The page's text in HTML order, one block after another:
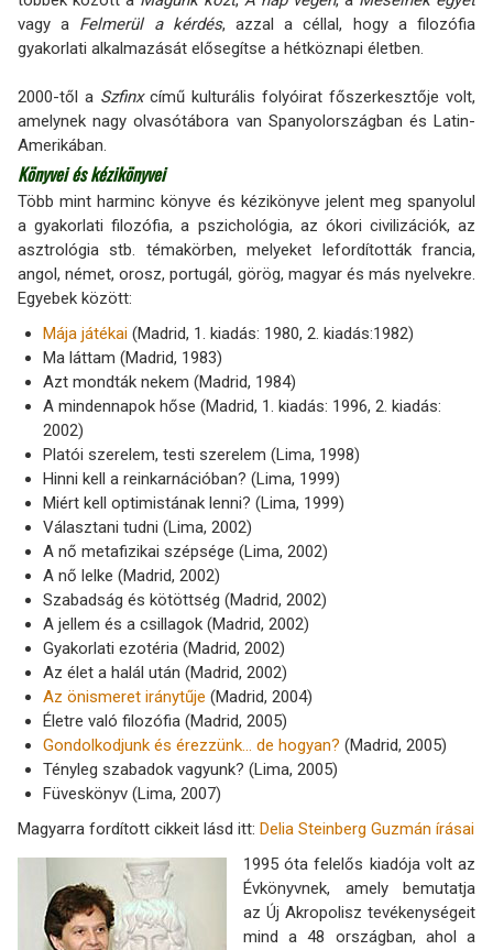
vagy a Felmerül a kérdés, azzal a céllal, hogy a filozófia
gyakorlati alkalmazását elősegítse a hétköznapi életben.
2000-től a Szfinxcímű kulturális folyóirat főszerkesztője volt,
amelynek nagy olvasótábora van Spanyolországban és Latin-
Amerikában.
Könyvei és kézikönyvei
Több mint harminc könyve és kézikönyve jelent meg spanyolul
a gyakorlati filozófia, a pszichológia, az ókori civilizációk, az
asztrológia stb. témakörben, melyeket lefordították francia,
angol, német, orosz, portugál, görög, magyar és más nyelvekre.
Egyebek között:
Mája játékai(Madrid, 1. kiadás: 1980, 2. kiadás:1982)
Ma láttam (Madrid, 1983)
Azt mondták nekem (Madrid, 1984)
A mindennapok hőse (Madrid, 1. kiadás: 1996, 2. kiadás:
2002)
Platói szerelem, testi szerelem (Lima, 1998)
Hinni kell a reinkarnációban? (Lima, 1999)
Miért kell optimistának lenni? (Lima, 1999)
Választani tudni (Lima, 2002)
A nő metafizikai szépsége (Lima, 2002)
A nő lelke (Madrid, 2002)
Szabadság és kötöttség (Madrid, 2002)
A jellem és a csillagok (Madrid, 2002)
Gyakorlati ezotéria (Madrid, 2002)
Az élet a halál után (Madrid, 2002)
Az önismeret iránytűje (Madrid, 2004)
Életre való filozófia (Madrid, 2005)
Gondolkodjunk és érezzünk... de hogyan? (Madrid, 2005)
Tényleg szabadok vagyunk? (Lima, 2005)
Füveskönyv (Lima, 2007)
Magyarra fordított cikkeit lásd itt: Delia Steinberg Guzmán írásai
1995 óta felelős kiadója volt az
Évkönyvnek, amely bemutatja
az Új Akropolisz tevékenységeit
mind a 48 országban, ahol a